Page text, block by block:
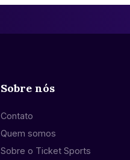
Sobre nós
Contato
Quem somos
Sobre o Ticket Sports